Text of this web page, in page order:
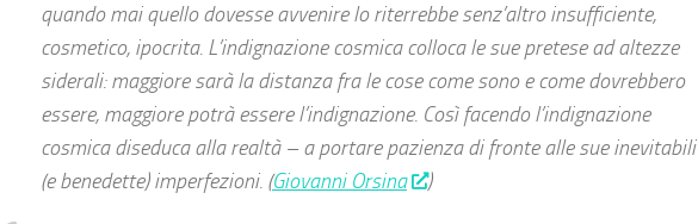
quando mai quello dovesse avvenire lo riterrebbe senz’altro insufficiente,
cosmetico, ipocrita. L’indignazione cosmica colloca le sue pretese ad altezze
siderali: maggiore sarà la distanza fra le cose come sono e come dovrebbero
essere, maggiore potrà essere l’indignazione. Così facendo l’indignazione
cosmica diseduca alla realtà – a portare pazienza di fronte alle sue inevitabili
(e benedette) imperfezioni. (Giovanni Orsina )